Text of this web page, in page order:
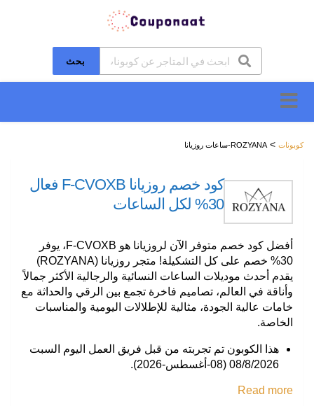
بحث
إلى
المحتوى
كوبونات >ROZYANA-ساعات روزيانا
كود خصم روزيانا F-CVOXB فعال
30% لكل الساعات
أفضل كود خصم متوفر الآن لروزيانا هو F-CVOXB، يوفر
30% خصم على كل التشكيلة! متجر روزيانا (ROZYANA)
يقدم أحدث موديلات الساعات النسائية والرجالية الأكثر جمالاً
وأناقة في العالم، تصاميم فاخرة تجمع بين الرقي والحداثة مع
خامات عالية الجودة، مثالية للإطلالات اليومية والمناسبات
الخاصة.
هذا الكوبون تم تجربته من قبل فريق العمل اليوم السبت
08/8/2026 (08-أغسطس-2026).
Read more